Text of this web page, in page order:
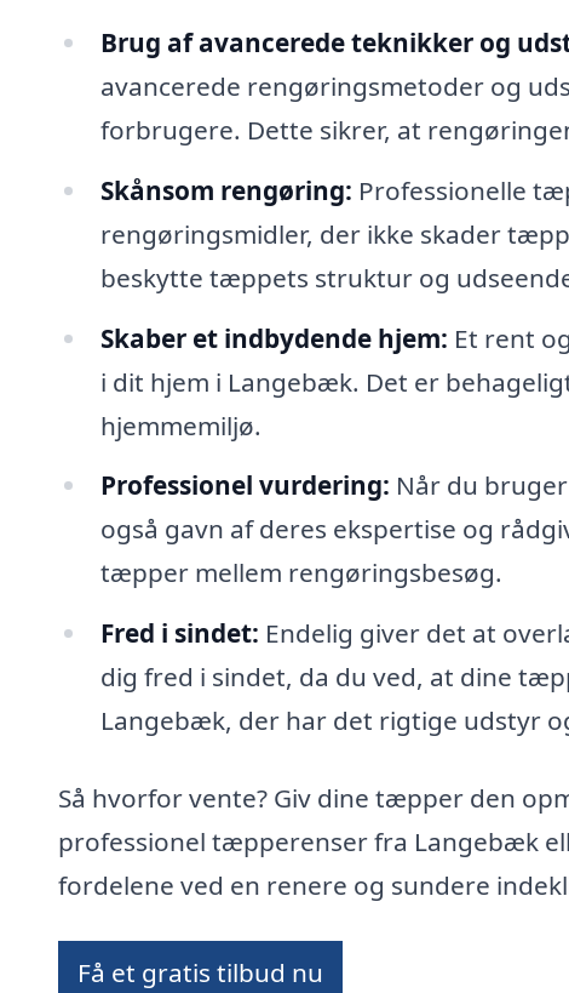
Brug af avancerede teknikker og
avancerede rengøringsmetoder og
forbrugere. Dette sikrer, at
Skånsom rengøring: Professionelle
rengøringsmidler, der ikke skader
beskytte tæppets struktur og
Skaber et indbydende hjem: Et rent
i dit hjem i Langebæk. Det er
hjemmemiljø.
Professionel vurdering: Når du
også gavn af deres ekspertise og
tæpper mellem rengøringsbesøg.
Fred i sindet: Endelig giver det at
dig fred i sindet, da du ved, at dine
Langebæk, der har det rigtige udstyr
Så hvorfor vente? Giv dine tæpper den
professionel tæpperenser fra Langebæk
fordelene ved en renere og sundere
Få et gratis tilbud nu